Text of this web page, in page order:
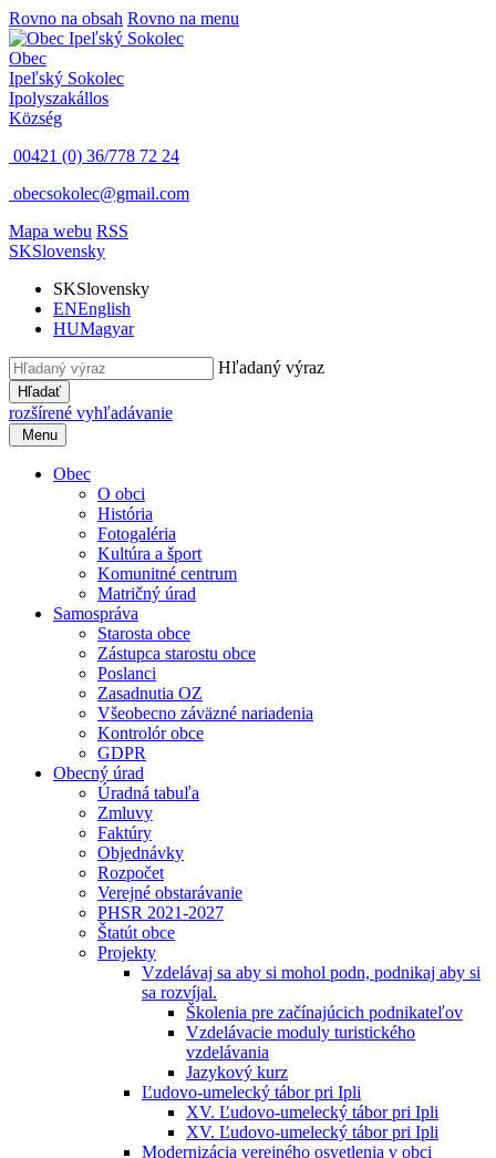
Rovno na obsah Rovno na menu
Obec
Ipeľský Sokolec
Ipolyszakállos
Község
00421 (0) 36/778 72 24
obecsokolec@gmail.com
Mapa webu RSS
SKSlovensky
SKSlovensky
ENEnglish
HUMagyar
Hľadaný výraz
Hľadať
rozšírené vyhľadávanie
Menu
Obec
O obci
História
Fotogaléria
Kultúra a šport
Komunitné centrum
Matričný úrad
Samospráva
Starosta obce
Zástupca starostu obce
Poslanci
Zasadnutia OZ
Všeobecno záväzné nariadenia
Kontrolór obce
GDPR
Obecný úrad
Úradná tabuľa
Zmluvy
Faktúry
Objednávky
Rozpočet
Verejné obstarávanie
PHSR 2021-2027
Štatút obce
Projekty
Vzdelávaj sa aby si mohol podn, podnikaj aby si
sa rozvíjal.
Školenia pre začínajúcich podnikateľov
Vzdelávacie moduly turistického
vzdelávania
Jazykový kurz
Ľudovo-umelecký tábor pri Ipli
XV. Ľudovo-umelecký tábor pri Ipli
XV. Ľudovo-umelecký tábor pri Ipli
Modernizácia verejného osvetlenia v obci